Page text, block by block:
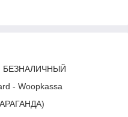
БЕЗНАЛИЧНЫЙ
- Woopkassa